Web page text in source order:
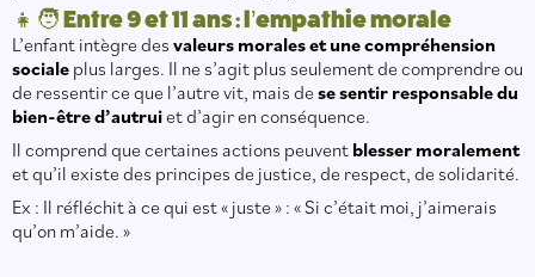
👧🧑 Entre 9 et 11 ans : l’empathie morale
L’enfant intègre des valeurs morales et une compréhension
sociale plus larges. Il ne s’agit plus seulement de comprendre ou
de ressentir ce que l’autre vit, mais dese sentir responsable du
bien-être d’autruiet d’agir en conséquence.
Il comprend que certaines actions peuvent blesser moralement
et qu’il existe des principes de justice, de respect, de solidarité.
Ex : Il réfléchit à ce qui est « juste » : « Si c’était moi, j’aimerais
qu’on m’aide. »